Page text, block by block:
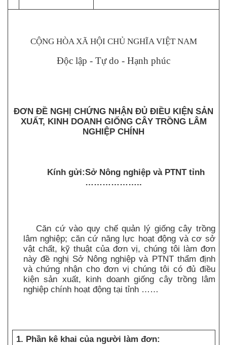
CỘNG HÒA XÃ HỘI CHỦ NGHĨA VIỆT NAM
Độc lập - Tự do - Hạnh phúc
ĐƠN ĐỀ NGHỊ CHỨNG NHẬN ĐỦ ĐIỀU KIỆN SẢN
XUẤT, KINH DOANH GIỐNG CÂY TRỒNG LÂM
NGHIỆP CHÍNH
Kính gửi:Sở Nông nghiệp và PTNT tỉnh
………………..
Căn cứ vào quy chế quản lý giống cây trồng
lâm nghiệp; căn cứ năng lực hoạt động và cơ sở
vật chất, kỹ thuật của đơn vị, chúng tôi làm đơn
này đề nghị Sở Nông nghiệp và PTNT thẩm định
và chứng nhận cho đơn vị chúng tôi có đủ điều
kiện sản xuất, kinh doanh giống cây trồng lâm
nghiệp chính hoạt động tại tỉnh ……
1. Phần kê khai của người làm đơn: